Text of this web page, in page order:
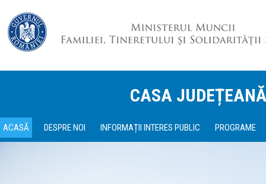
CASA
ACASĂ DESPRE NOI INFORMAȚII INTERES PUBLIC PROGRAME